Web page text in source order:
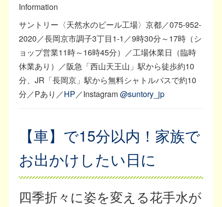
Information
サントリー〈天然水のビール工場〉京都／075-952-
2020／長岡京市調子3丁目1-1／9時30分～17時（シ
ョップ営業11時～16時45分）／工場休業日（臨時
休業あり）／阪急「西山天王山」駅から徒歩約10
分、JR「長岡京」駅から無料シャトルバスで約10
分／Pあり／HP／Instagram@suntory_jp
【車】で15分以内！家族で
お出かけしたい日に
四季折々に姿を変える花手水が